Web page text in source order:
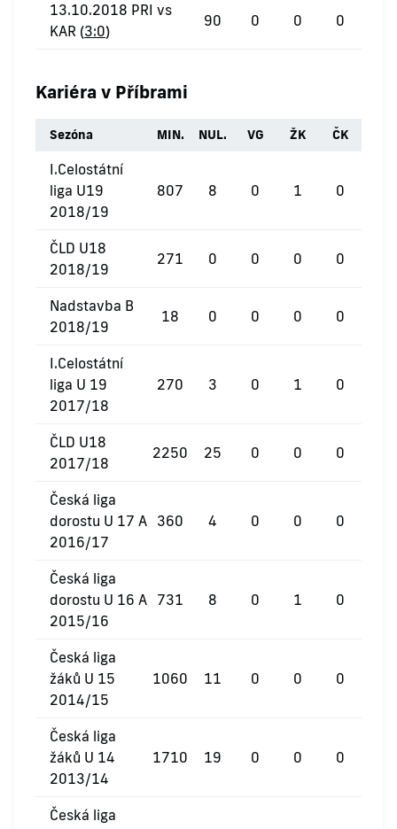
13.10.2018 PRI vs
KAR (3:0)
90 0 0 0
Kariéra v Příbrami
Sezóna MIN. NUL. VG ŽK ČK
I.Celostátní
liga U19
2018/19
807 8 0 1 0
ČLD U18
2018/19
271 0 0 0 0
Nadstavba B
2018/19
18 0 0 0 0
I.Celostátní
liga U 19
2017/18
270 3 0 1 0
ČLD U18
2017/18
2250 25 0 0 0
Česká liga
dorostu U 17 A
2016/17
360 4 0 0 0
Česká liga
dorostu U 16 A
2015/16
731 8 0 1 0
Česká liga
žáků U 15
2014/15
1060 11 0 0 0
Česká liga
žáků U 14
2013/14
1710 19 0 0 0
Česká liga